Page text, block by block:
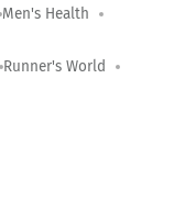
Men's Health
Runner's World